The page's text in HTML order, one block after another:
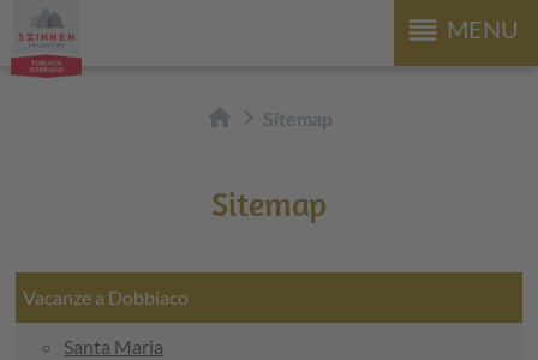
reorder MENU
home chevron_right Sitemap
Sitemap
Vacanze a Dobbiaco
Santa Maria